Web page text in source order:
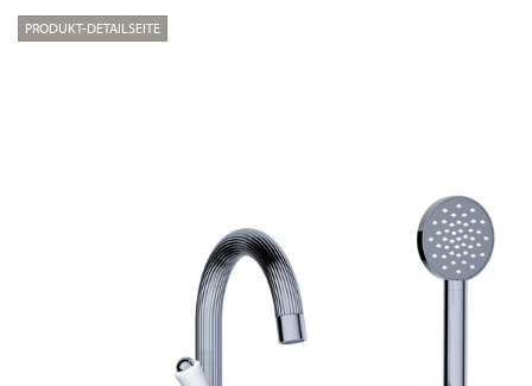
PRODUKT-DETAILSEITE